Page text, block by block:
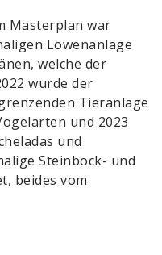
Masterplan war
Löwenanlage
welche der
wurde der
Tieranlage
und 2023
und
Steinbock- und
beides vom